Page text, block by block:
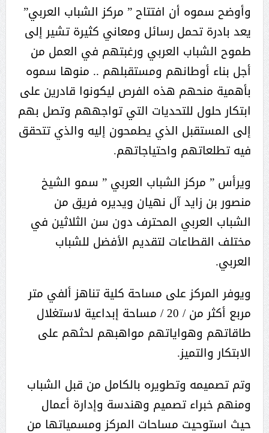
وأوضح سموه أن افتتاح ” مركز الشباب العربي”
يعد بادرة تحمل رسائل ومعاني كثيرة تشير إلى
طموح الشباب العربي ورغبتهم في العمل من
أجل بناء أوطانهم ومستقبلهم .. منوها سموه
بأهمية منحهم هذه الفرص ليكونوا قادرين على
ابتكار حلول للتحديات التي تواجههم وتصل بهم
إلى المستقبل الذي يطمحون إليه والذي تتحقق
فيه تطلعاتهم واحتياجاتهم.
ويرأس ” مركز الشباب العربي ” سمو الشيخ
منصور بن زايد آل نهيان ويديره فريق من
الشباب العربي المحترف دون سن الثلاثين في
مختلف القطاعات لتقديم الأفضل للشباب
العربي.
ويوفر المركز على مساحة كلية تناهز ألفي متر
مربع أكثر من / 20 / مساحة إبداعية لاستغلال
طاقاتهم وهواياتهم مواهبهم لحثهم على
الابتكار والتميز.
وتم تصميمه وتطويره بالكامل من قبل الشباب
ومنهم خبراء تصميم وهندسة وإدارة أعمال
حيث استوحيت مساحات المركز ومسمياتها من